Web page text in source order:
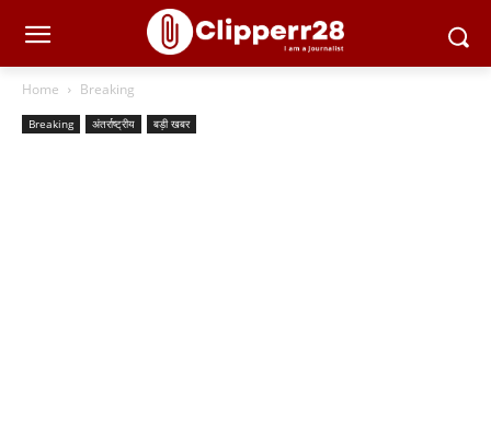
Home Breaking
Breaking अंतर्राष्ट्रीय बड़ी खबर